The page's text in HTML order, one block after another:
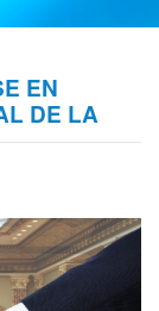
EN
DE LA